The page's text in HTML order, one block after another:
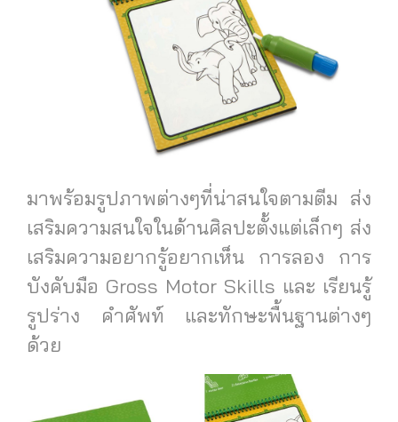
มาพร้อมรูปภาพต่างๆที่น่าสนใจตามตีม ส่ง
เสริมความสนใจในด้านศิลปะตั้งแต่เล็กๆ ส่ง
เสริมความอยากรู้อยากเห็น การลอง การ
บังคับมือ Gross Motor Skills และ เรียนรู้
รูปร่าง คำศัพท์ และทักษะพื้นฐานต่างๆ
ด้วย